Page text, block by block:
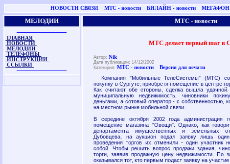
НОВОСТИ СВЯЗИ МТС - новости БИЛАЙН - новости МЕГАФОН -
МЕЛОДИИ
ГЛАВНАЯ
НОВОСТИ
МЕЛОДИИ
ТЕЛЕФОНЫ
ИНСТРУКЦИИ
ССЫЛКИ
МТС - новости
МТС делает первый шаг в
Автор: Nik
Дата публикации: 14/12/2002
Категория: МТС - новости Версия для печати
Компания "Мобильные ТелеСистемы" (МТС)
покупку в Сургуте, приобретя помещение в центре
Как считают обе стороны, сделка вышла
муниципальную недвижимость, чиновники
деньгами, а сотовый оператор - с собственностью,
на местном рынке мобильной связи.
В середине октября 2002 года администрация
помещение магазина "Овощи". Однако, как
департамента имущественных и земельных
Дубовцева, на аукцион подал заявку лишь
проведения торгов их отменили - один участник
собой. Чтобы решить вопрос продажи здания,
торги, заявив продажную цену недвижимости. По
оказывался тот, кто первым подаст заявку на участие